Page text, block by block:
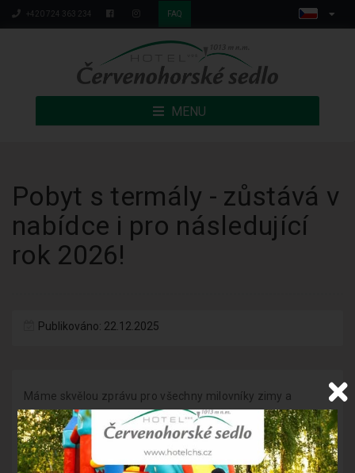
+420 724 363 234 FAQ
MENU
Pobyt s termály - zůstává v
nabídce i pro následující
rok 2026!
Publikováno: 22.12.2025
Máme skvělou zprávu pro všechny milovníky zimy a
zaslouženého odpočinku! Jeden z vašich nejoblíbenějších
pobytů roku 2025 –kombinace hor a Termálních lázní
Velké Losiny– zůstává.